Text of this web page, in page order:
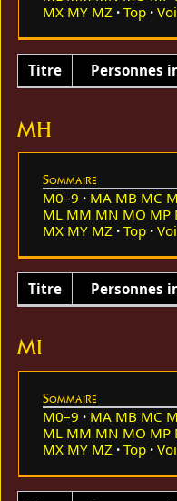
MX MY MZ Top
Titre Personnes
MH
Sommaire
M0–9 MA MB MC
ML MM MN MO MP
MX MY MZ Top
Titre Personnes
MI
Sommaire
M0–9 MA MB MC
ML MM MN MO MP
MX MY MZ Top